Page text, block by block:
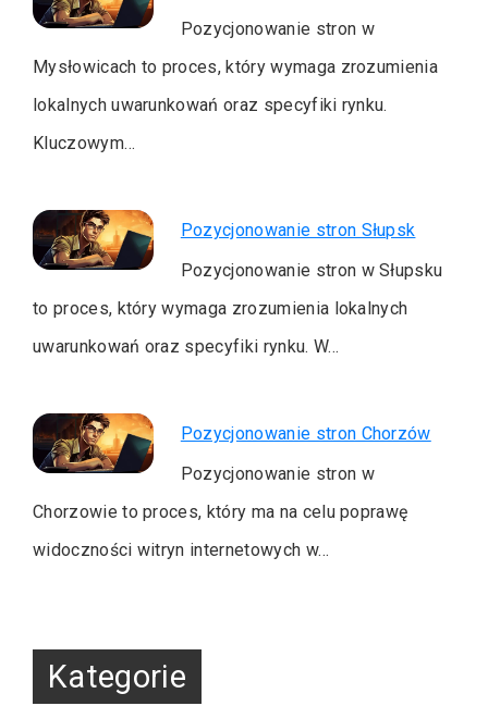
Pozycjonowanie stron w
Mysłowicach to proces, który wymaga zrozumienia
lokalnych uwarunkowań oraz specyfiki rynku.
Kluczowym…
Pozycjonowanie stron Słupsk
Pozycjonowanie stron w Słupsku
to proces, który wymaga zrozumienia lokalnych
uwarunkowań oraz specyfiki rynku. W…
Pozycjonowanie stron Chorzów
Pozycjonowanie stron w
Chorzowie to proces, który ma na celu poprawę
widoczności witryn internetowych w…
Kategorie